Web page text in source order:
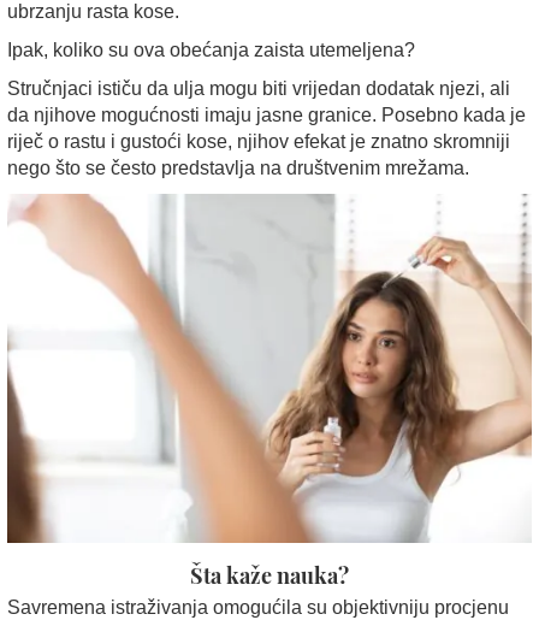
ubrzanju rasta kose.
Ipak, koliko su ova obećanja zaista utemeljena?
Stručnjaci ističu da ulja mogu biti vrijedan dodatak njezi, ali
da njihove mogućnosti imaju jasne granice. Posebno kada je
riječ o rastu i gustoći kose, njihov efekat je znatno skromniji
nego što se često predstavlja na društvenim mrežama.
Šta kaže nauka?
Savremena istraživanja omogućila su objektivniju procjenu